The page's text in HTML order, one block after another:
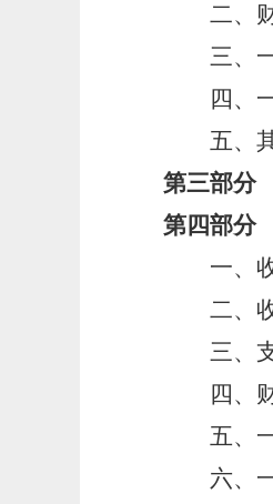
二、财
三、一
四、一
五、其
第三部
第四部
一、收
二、收
三、支
四、财
五、一
六、一